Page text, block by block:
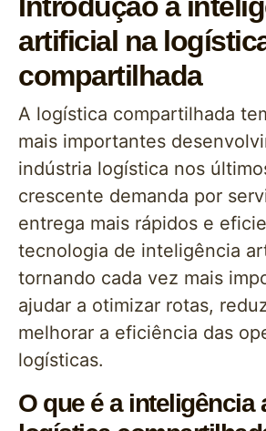
artificial na
compartilhada
A logística compartilhada
mais importantes
indústria logística nos
crescente demanda por
entrega mais rápidos e
tecnologia de inteligência
tornando cada vez mais
ajudar a otimizar rotas,
melhorar a eficiência das
logísticas.
O que é a inteligência